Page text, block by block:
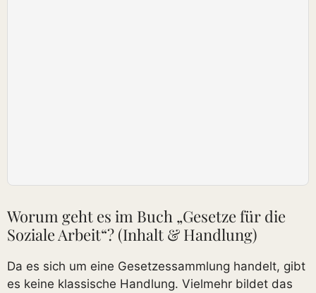
Worum geht es im Buch „Gesetze für die
Soziale Arbeit“? (Inhalt & Handlung)
Da es sich um eine Gesetzessammlung handelt, gibt
es keine klassische Handlung. Vielmehr bildet das